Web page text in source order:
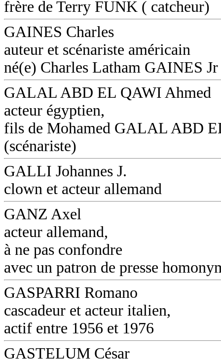
frère de Terry FUNK ( catcheur)
GAINES Charles
auteur et scénariste américain
né(e) Charles Latham GAINES Jr
GALAL ABD EL QAWI Ahmed
acteur égyptien,
fils de Mohamed GALAL ABD
(scénariste)
GALLI Johannes J.
clown et acteur allemand
GANZ Axel
acteur allemand,
à ne pas confondre
avec un patron de presse
GASPARRI Romano
cascadeur et acteur italien,
actif entre 1956 et 1976
GASTELUM César